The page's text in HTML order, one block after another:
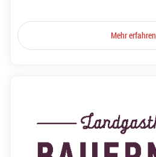
Mehr erfahren